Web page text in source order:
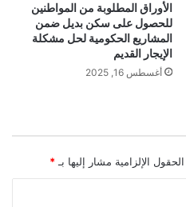
الأوراق المطلوبة من المواطنين
للحصول على سكن بديل ضمن
المشاريع الحكومية لحل مشكلة
الإيجار القديم
أغسطس 16, 2025
الحقول الإلزامية مشار إليها بـ *